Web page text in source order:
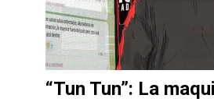
“Tun Tun”: La